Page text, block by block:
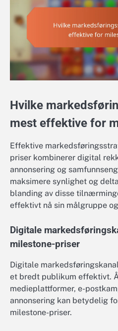
Hvilke
mest effektive for
Effektive
priser kombinerer digital
annonsering og
maksimere synlighet og
blanding av disse
effektivt nå sin målgruppe
Digitale
milestone-priser
Digitale
et bredt publikum effektivt.
medieplattformer, e-
annonsering kan betydelig
milestone-priser.